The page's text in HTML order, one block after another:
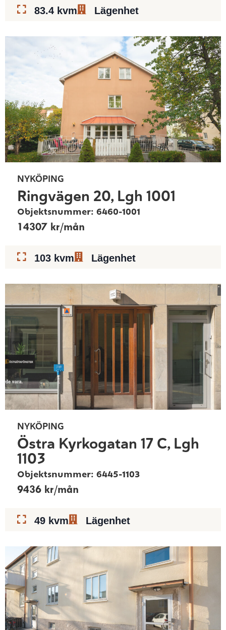
83.4 kvm Lägenhet
NYKÖPING
Ringvägen 20, Lgh 1001
Objektsnummer: 6460-1001
14307 kr/mån
103 kvm Lägenhet
NYKÖPING
Östra Kyrkogatan 17 C, Lgh
1103
Objektsnummer: 6445-1103
9436 kr/mån
49 kvm Lägenhet